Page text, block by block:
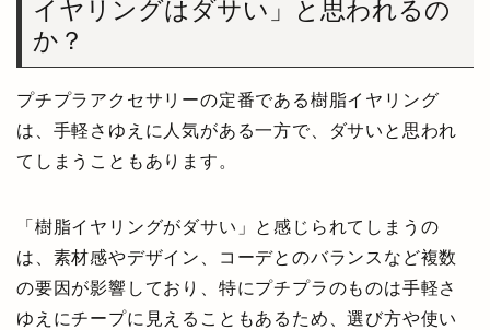
イヤリングはダサい」と思われるの
か？
プチプラアクセサリーの定番である樹脂イヤリング
は、手軽さゆえに人気がある一方で、ダサいと思われ
てしまうこともあります。
「樹脂イヤリングがダサい」と感じられてしまうの
は、素材感やデザイン、コーデとのバランスなど複数
の要因が影響しており、特にプチプラのものは手軽さ
ゆえにチープに見えることもあるため、選び方や使い